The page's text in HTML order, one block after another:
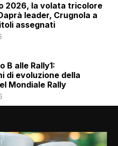
2026, la volata tricolore
leader, Crugnola a
assegnati
B alle Rally1:
di evoluzione della
Mondiale Rally